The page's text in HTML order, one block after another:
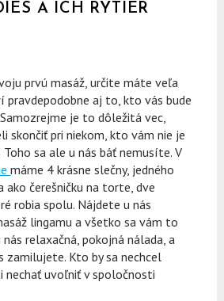
A ICH RYTIER
prvú masáž, určite máte veľa
pravdepodobne aj to, kto vás bude
je to dôležitá vec,
skončiť pri niekom, kto vám nie je
Toho sa ale u nás báť nemusíte. V
máme 4 krásne slečny, jedného
čerešničku na torte, dve
robia spolu. Nájdete u nás
lingamu a všetko sa vám to
nás relaxačná, pokojná nálada, a
zamilujete. Kto by sa nechcel
nechať uvoľniť v spoločnosti